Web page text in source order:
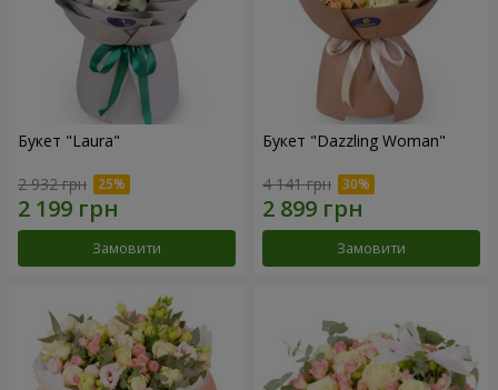
Букет "Laura"
2 932 грн
Замовити
Букет "Dazzling Woman"
4 141 грн
Замовити